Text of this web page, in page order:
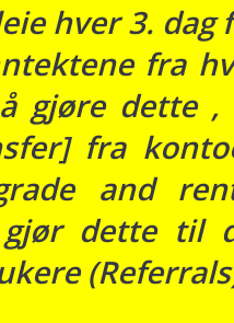
hver 3.
fra
gjøre dette
fra
and
dette til